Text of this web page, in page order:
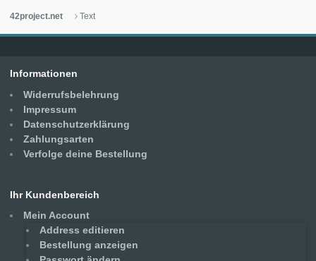
42project.net Text
Informationen
Widerrufsbelehrung
Impressum
Datenschutzerklärung
Zahlungsarten
Verfolge deine Bestellung
Ihr Kundenbereich
Mein Account
Address editieren
Bestellung anzeigen